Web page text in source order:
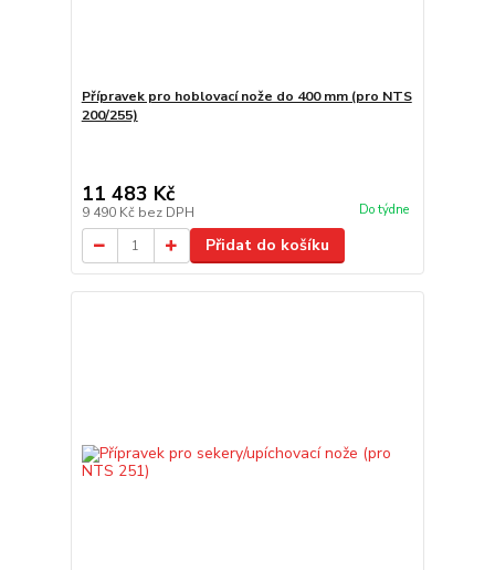
Přípravek pro hoblovací nože do 400 mm (pro NTS
200/255)
11 483 Kč
9 490 Kč bez DPH Do týdne
Přidat do košíku